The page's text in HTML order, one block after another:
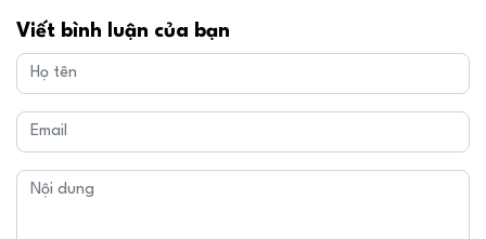
Viết bình luận của bạn